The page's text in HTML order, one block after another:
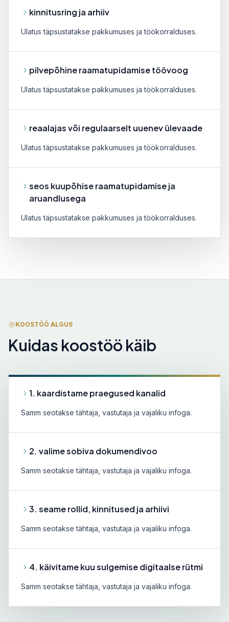
kinnitusring ja arhiiv
Ulatus täpsustatakse pakkumuses ja töökorralduses.
pilvepõhine raamatupidamise töövoog
Ulatus täpsustatakse pakkumuses ja töökorralduses.
reaalajas või regulaarselt uuenev ülevaade
Ulatus täpsustatakse pakkumuses ja töökorralduses.
seos kuupõhise raamatupidamise ja
aruandlusega
Ulatus täpsustatakse pakkumuses ja töökorralduses.
KOOSTÖÖ ALGUS
Kuidas koostöö käib
1. kaardistame praegused kanalid
Samm seotakse tähtaja, vastutaja ja vajaliku infoga.
2. valime sobiva dokumendivoo
Samm seotakse tähtaja, vastutaja ja vajaliku infoga.
3. seame rollid, kinnitused ja arhiivi
Samm seotakse tähtaja, vastutaja ja vajaliku infoga.
4. käivitame kuu sulgemise digitaalse rütmi
Samm seotakse tähtaja, vastutaja ja vajaliku infoga.